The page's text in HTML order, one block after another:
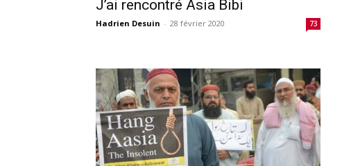
J’ai rencontré Asia Bibi
Hadrien Desuin - 28 février 2020 73